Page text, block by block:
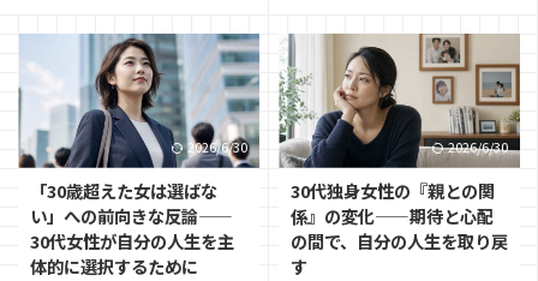
2026/6/30
「30歳超えた女は選ばな
い」への前向きな反論——
30代女性が自分の人生を主
体的に選択するために
2026/6/30
30代独身女性の『親との関
係』の変化——期待と心配
の間で、自分の人生を取り戻
す